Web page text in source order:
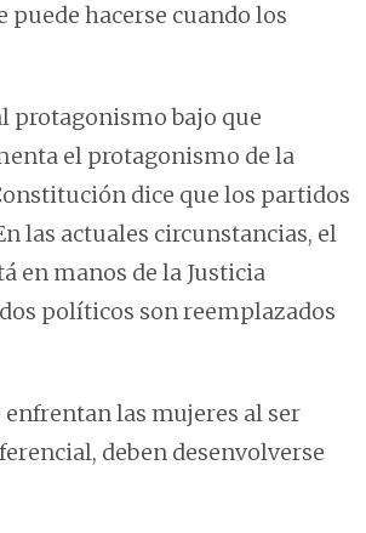
puede hacerse cuando los
protagonismo bajo que
el protagonismo de la
dice que los partidos
las actuales circunstancias, el
en manos de la Justicia
políticos son reemplazados
enfrentan las mujeres al ser
deben desenvolverse